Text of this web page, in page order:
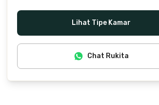
Lihat Tipe Kamar
Chat Rukita